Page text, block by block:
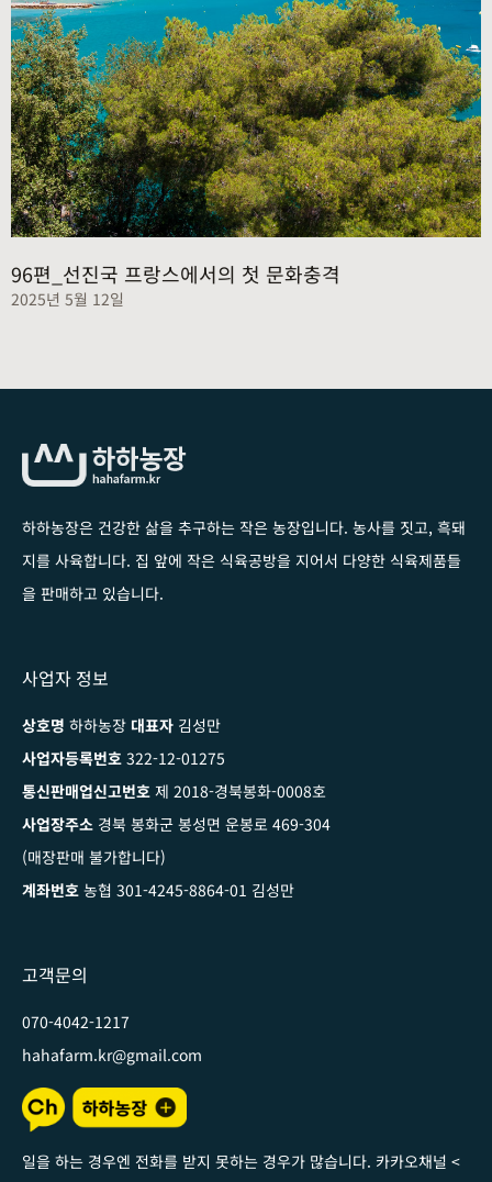
96편_선진국 프랑스에서의 첫 문화충격
2025년 5월 12일
하하농장은 건강한 삶을 추구하는 작은 농장입니다. 농사를 짓고, 흑돼
지를 사육합니다. 집 앞에 작은 식육공방을 지어서 다양한 식육제품들
을 판매하고 있습니다.
사업자 정보
상호명 하하농장 대표자 김성만
사업자등록번호 322-12-01275
통신판매업신고번호 제 2018-경북봉화-0008호
사업장주소 경북 봉화군 봉성면 운봉로 469-304
(매장판매 불가합니다)
계좌번호 농협 301-4245-8864-01 김성만
고객문의
070-4042-1217
hahafarm.kr@gmail.com
일을 하는 경우엔 전화를 받지 못하는 경우가 많습니다. 카카오채널 <